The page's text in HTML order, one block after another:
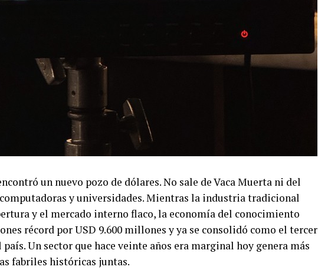
un nuevo pozo de dólares. No sale de Vaca Muerta ni del
y universidades. Mientras la industria tradicional
y el mercado interno flaco, la economía del conocimiento
récord por USD 9.600 millones y ya se consolidó como el tercer
Un sector que hace veinte años era marginal hoy genera más
fabriles históricas juntas.